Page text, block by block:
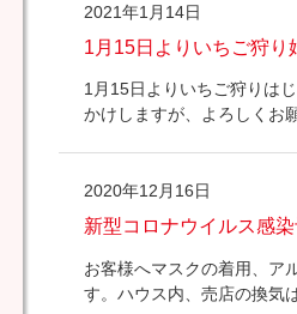
2021年1月14日
1月15日よりいちご狩り
1月15日よりいちご狩りは
かけしますが、よろしくお
2020年12月16日
新型コロナウイルス感
お客様へマスクの着用、ア
す。ハウス内、売店の換気